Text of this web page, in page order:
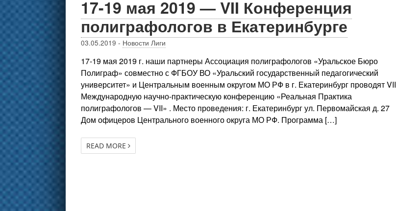
17-19 мая 2019 — VII Конференция
полиграфологов в Екатеринбурге
03.05.2019 - Новости Лиги
17-19 мая 2019 г. наши партнеры Ассоциация полиграфологов «Уральское Бюро
Полиграф» совместно с ФГБОУ ВО «Уральский государственный педагогический
университет» и Центральным военным округом МО РФ в г. Екатеринбург проводят VII
Международную научно-практическую конференцию «Реальная Практика
полиграфологов — VII» . Место проведения: г. Екатеринбург ул. Первомайская д. 27
Дом офицеров Центрального военного округа МО РФ. Программа […]
READ MORE